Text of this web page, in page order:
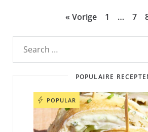
« Vorige 1 … 7
POPULAIRE
POPULAR